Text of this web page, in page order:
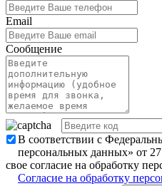
Email
Сообщение
В соответствии с
персональных данных» от
свое согласие на обработку
Согласие на обработку